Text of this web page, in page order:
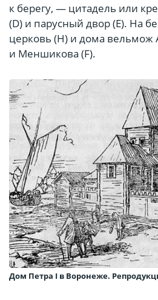
к берегу, — цитадель или
(D) и парусный двор (Е). На
церковь (Н) и дома вельмож
и Меншикова (F).
Дом Петра I в Воронеже.